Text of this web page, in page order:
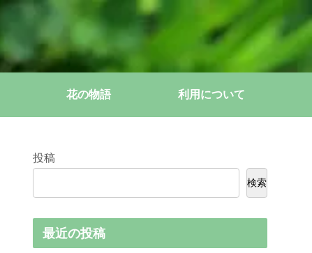
花の物語 利用について
投稿
検索
最近の投稿